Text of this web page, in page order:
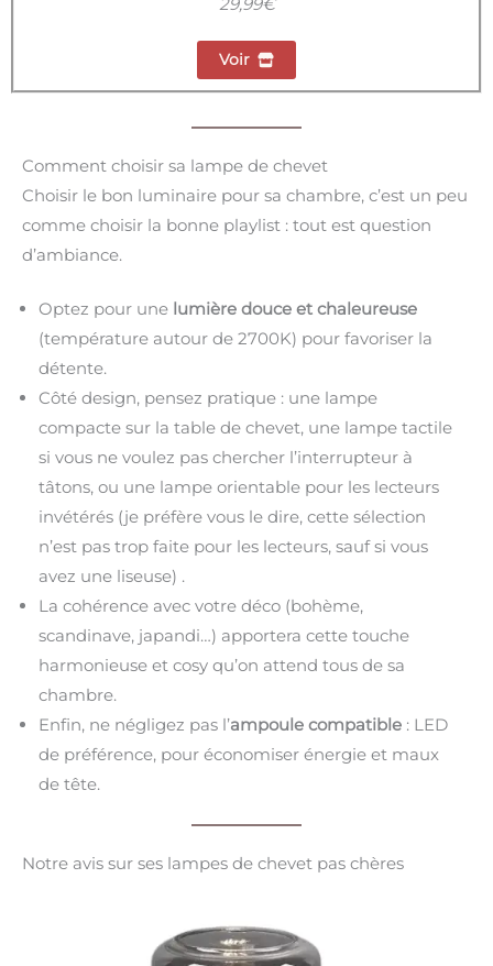
Voir
Comment choisir sa lampe de chevet
Choisir le bon luminaire pour sa chambre, c’est un peu
comme choisir la bonne playlist : tout est question
d’ambiance.
Optez pour une lumière douce et chaleureuse
(température autour de 2700K) pour favoriser la
détente.
Côté design, pensez pratique : une lampe
compacte sur la table de chevet, une lampe tactile
si vous ne voulez pas chercher l’interrupteur à
tâtons, ou une lampe orientable pour les lecteurs
invétérés (je préfère vous le dire, cette sélection
n’est pas trop faite pour les lecteurs, sauf si vous
avez une liseuse) .
La cohérence avec votre déco (bohème,
scandinave, japandi…) apportera cette touche
harmonieuse et cosy qu’on attend tous de sa
chambre.
Enfin, ne négligez pas l’ampoule compatible : LED
de préférence, pour économiser énergie et maux
de tête.
Notre avis sur ses lampes de chevet pas chères